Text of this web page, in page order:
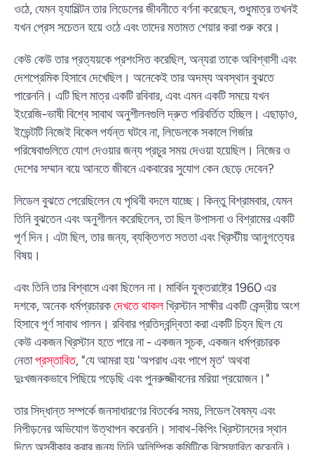
ওঠে, যেমন হ্যামিল্টন তার লিডেলের জীবনীতে বর্ণনা করেছেন, শুধুমাত্র তখনই
যখন প্রেস সচেতন হয়ে ওঠে এবং তাদের মতামত শেয়ার করা শুরু করে।
কেউ কেউ তার প্রত্যয়কে প্রশংসিত করেছিল, অন্যরা তাকে অবিশ্বাসী এবং
দেশপ্রেমিক হিসাবে দেখেছিল। অনেকেই তার অদম্য অবস্থান বুঝতে
পারেননি। এটি ছিল মাত্র একটি রবিবার, এবং এমন একটি সময়ে যখন
ইংরেজি-ভাষী বিশ্বে সাবাথ অনুশীলনগুলি দ্রুত পরিবর্তিত হচ্ছিল। এছাড়াও,
ইভেন্টটি নিজেই বিকেল পর্যন্ত ঘটবে না, লিডেলকে সকালে গির্জার
পরিষেবাগুলিতে যোগ দেওয়ার জন্য প্রচুর সময় দেওয়া হয়েছিল। নিজের ও
দেশের সম্মান বয়ে আনতে জীবনে একবারের সুযোগ কেন ছেড়ে দেবেন?
লিডেল বুঝতে পেরেছিলেন যে পৃথিবী বদলে যাচ্ছে। কিন্তু বিশ্রামবার, যেমন
তিনি বুঝতেন এবং অনুশীলন করেছিলেন, তা ছিল উপাসনা ও বিশ্রামের একটি
পূর্ণ দিন। এটা ছিল, তার জন্য, ব্যক্তিগত সততা এবং খ্রিস্টীয় আনুগত্যের
বিষয়।
এবং তিনি তার বিশ্বাসে একা ছিলেন না। মার্কিন যুক্তরাষ্ট্রে 1960 এর
দশকে, অনেক ধর্মপ্রচারকদেখতে থাকলখ্রিস্টান সাক্ষীর একটি কেন্দ্রীয় অংশ
হিসাবে পূর্ণ সাবাথ পালন। রবিবার প্রতিদ্বন্দ্বিতা করা একটি চিহ্ন ছিল যে
কেউ একজন খ্রিস্টান হতে পারে না - একজন সূচক, একজন ধর্মপ্রচারক
নেতাপ্রস্তাবিত, "যে আমরা হয় 'অপরাধ এবং পাপে মৃত' অথবা
দুঃখজনকভাবে পিছিয়ে পড়েছি এবং পুনরুজ্জীবনের মরিয়া প্রয়োজন।"
তার সিদ্ধান্ত সম্পর্কে জনসাধারণের বিতর্কের সময়, লিডেল বৈষম্য এবং
নিপীড়নের অভিযোগ উত্থাপন করেননি। সাবাথ-কিপিং খ্রিস্টানদের স্থান
দিতে অস্বীকার করার জন্য তিনি অলিম্পিক কমিটিকে বিস্ফোরিত করেননি।